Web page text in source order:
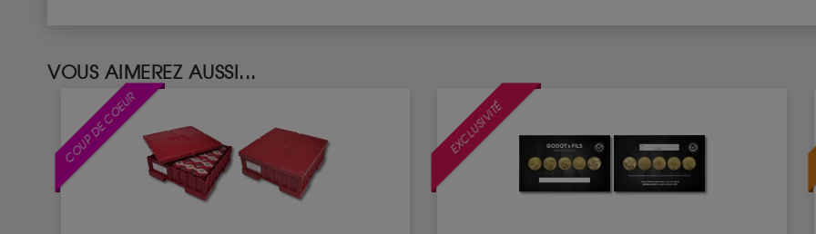
VOUS AIMEREZ AUSSI...
COUP DE COEUR EXCLUSIVITÉ